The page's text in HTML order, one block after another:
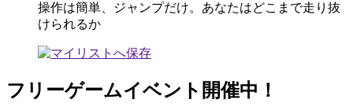
操作は簡単、ジャンプだけ。あなたはどこまで走り抜
けられるか
フリーゲームイベント開催中！